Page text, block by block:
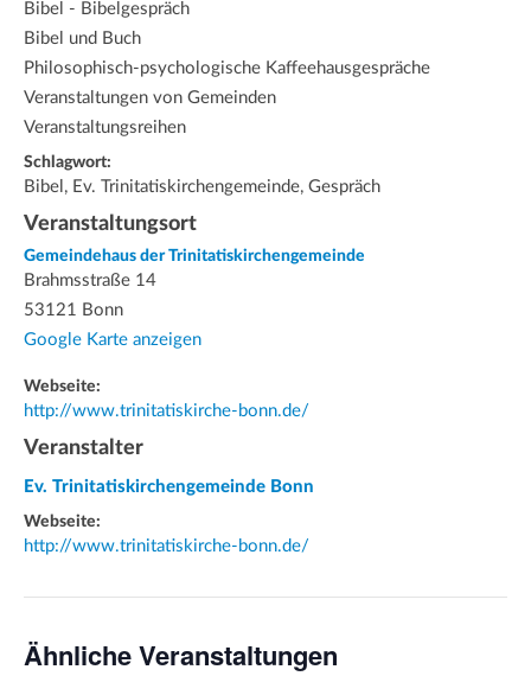
Bibel - Bibelgespräch
Bibel und Buch
Philosophisch-psychologische Kaffeehausgespräche
Veranstaltungen von Gemeinden
Veranstaltungsreihen
Schlagwort:
Bibel, Ev. Trinitatiskirchengemeinde, Gespräch
Veranstaltungsort
Gemeindehaus der Trinitatiskirchengemeinde
Brahmsstraße 14
53121 Bonn
Google Karte anzeigen
Webseite:
http://www.trinitatiskirche-bonn.de/
Veranstalter
Ev. Trinitatiskirchengemeinde Bonn
Webseite:
http://www.trinitatiskirche-bonn.de/
Ähnliche Veranstaltungen